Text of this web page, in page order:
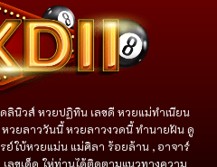
ลินิวส์ หวยปฏิทิน เลขดี หวยแม่ทำเนียน
วยลาววันนี้ หวยลาวงวดนี้ ทำนายฝัน ดู
ย์ใบ้หวยแม่น แม่ศิลา ร้อยล้าน , อาจาร์
ลขเด็ด ให่ท่านได้ติดตามแนวทางความ